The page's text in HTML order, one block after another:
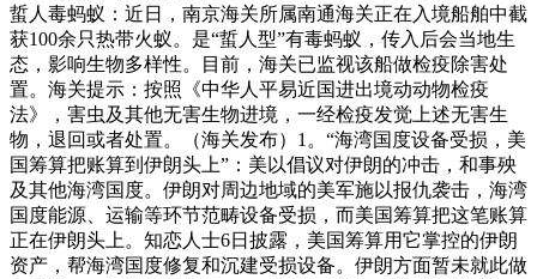
蜇人毒蚂蚁：近日，南京海关所属南通海关正在入境船舶中截
获100余只热带火蚁。是“蜇人型”有毒蚂蚁，传入后会当地生
态，影响生物多样性。目前，海关已监视该船做检疫除害处
置。海关提示：按照《中华人平易近国进出境动动物检疫
法》，害虫及其他无害生物进境，一经检疫发觉上述无害生
物，退回或者处置。（海关发布）1。“海湾国度设备受损，美
国筹算把账算到伊朗头上”：美以倡议对伊朗的冲击，和事殃
及其他海湾国度。伊朗对周边地域的美军施以报仇袭击，海湾
国度能源、运输等环节范畴设备受损，而美国筹算把这笔账算
正在伊朗头上。知恋人士6日披露，美国筹算用它掌控的伊朗
资产，帮海湾国度修复和沉建受损设备。伊朗方面暂未就此做